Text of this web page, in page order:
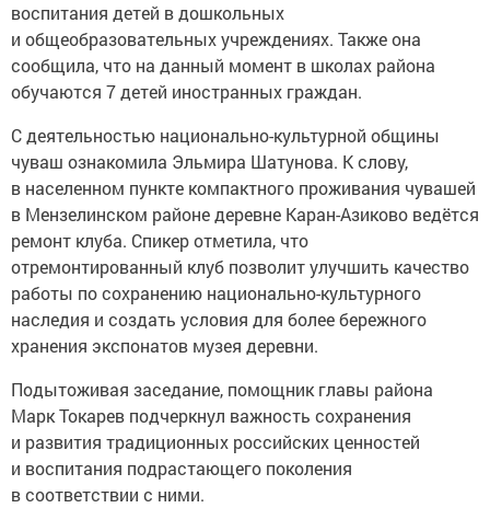
воспитания детей в дошкольных
и общеобразовательных учреждениях. Также она
сообщила, что на данный момент в школах района
обучаются 7 детей иностранных граждан.
С деятельностью национально-культурной общины
чуваш ознакомила Эльмира Шатунова. К слову,
в населенном пункте компактного проживания чувашей
в Мензелинском районе деревне Каран-Азиково ведётся
ремонт клуба. Спикер отметила, что
отремонтированный клуб позволит улучшить качество
работы по сохранению национально-культурного
наследия и создать условия для более бережного
хранения экспонатов музея деревни.
Подытоживая заседание, помощник главы района
Марк Токарев подчеркнул важность сохранения
и развития традиционных российских ценностей
и воспитания подрастающего поколения
в соответствии с ними.